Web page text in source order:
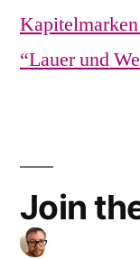
“Lauer und
Join